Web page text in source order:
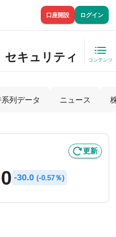
口座開設 ログイン
セキュリティ コンテンツ
系列データ ニュース
更新
-30.0 (-0.57％)